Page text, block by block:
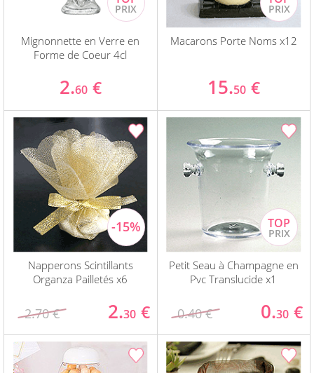
Mignonnette en Verre en
Forme de Coeur 4cl
2.60 €
Macarons Porte Noms x12
15.50 €
Napperons Scintillants
Organza Pailletés x6
2.70 € 2.30 €
Petit Seau à Champagne en
Pvc Translucide x1
0.40 € 0.30 €